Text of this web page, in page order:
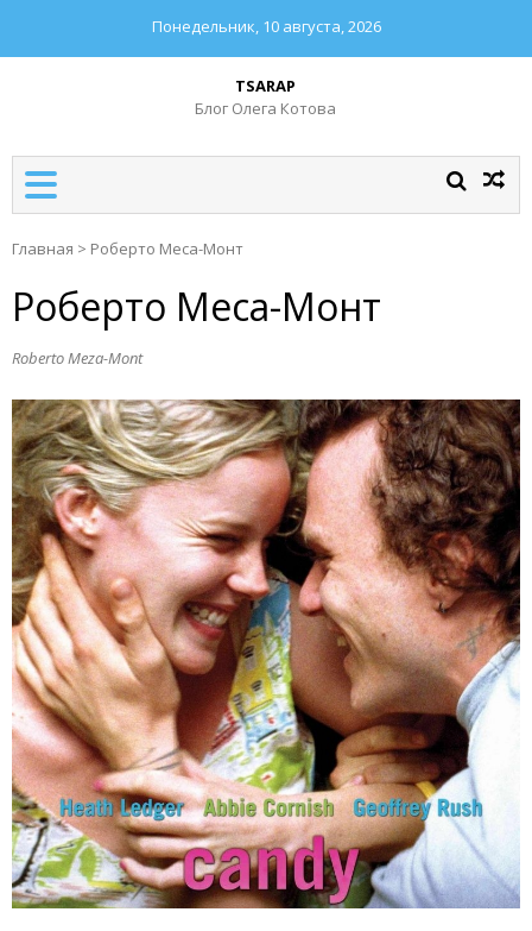
Понедельник, 10 августа, 2026
TSARAP
Блог Олега Котова
Главная > Роберто Меса-Монт
Роберто Меса-Монт
Roberto Meza-Mont